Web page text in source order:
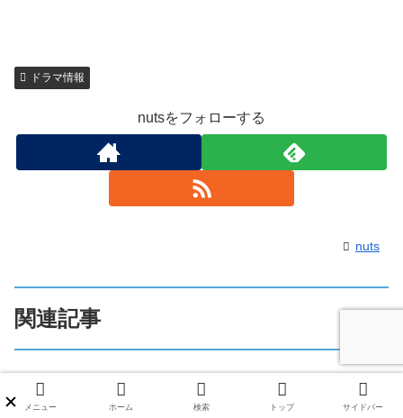
ドラマ情報
nutsをフォローする
nuts
関連記事
セクシー田中さんのベリーダンス
衣装はどこで買える？レッスン着
メニュー ホーム 検索 トップ サイドバー